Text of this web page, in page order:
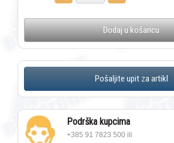
Dodaj u košaricu
Podrška kupcima
+385 91 7823 500 ili